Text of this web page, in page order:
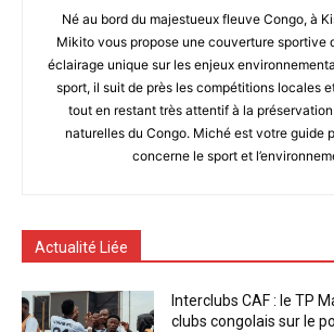
Né au bord du majestueux fleuve Congo, à
Mikito vous propose une couverture sportive
éclairage unique sur les enjeux
sport, il suit de près les compétitions locales
tout en restant très attentif à la
naturelles du Congo. Miché est votre guide
concerne le sport et
Actualité Liée
Interclubs CAF : le TP
clubs congolais sur le